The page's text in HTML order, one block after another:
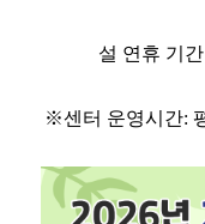
설 연휴 기
※센터 운영시간: